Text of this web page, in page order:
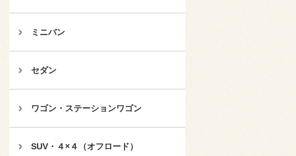
ミニバン
セダン
ワゴン・ステーションワゴン
SUV・４×４（オフロード）